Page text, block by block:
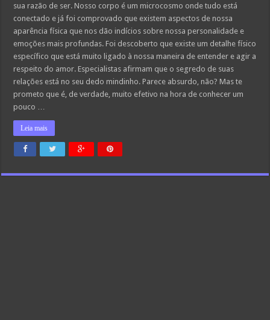
você
é
no
amor?
segredo
está
seu
dedo
mindinho…
Veja!
sua razão de ser. Nosso corpo é um microcosmo onde tudo está
conectado e já foi comprovado que existem aspectos de nossa
aparência física que nos dão indícios sobre nossa personalidade e
emoções mais profundas. Foi descoberto que existe um detalhe físico
específico que está muito ligado à nossa maneira de entender e agir a
respeito do amor. Especialistas afirmam que o segredo de suas
relações está no seu dedo mindinho. Parece absurdo, não? Mas te
prometo que é, de verdade, muito efetivo na hora de conhecer um
pouco …
Leia mais